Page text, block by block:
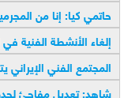
حاتمي كيا: إنا من
إلغاء الأنشطة الفنية
المجتمع الفني
شاهد: تعديل مفاجئ